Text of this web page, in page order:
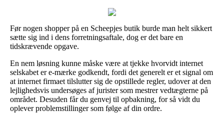
Før nogen shopper på en Scheepjes butik burde man helt sikkert
sætte sig ind i dens forretningsaftale, dog er det bare en
tidskrævende opgave.
En nem løsning kunne måske være at tjekke hvorvidt internet
selskabet er e-mærke godkendt, fordi det generelt er et signal om
at internet firmaet tilslutter sig de opstillede regler, udover at den
lejlighedsvis undersøges af jurister som mestrer vedtægterne på
området. Desuden får du genvej til opbakning, for så vidt du
oplever problemstillinger som følge af din ordre.